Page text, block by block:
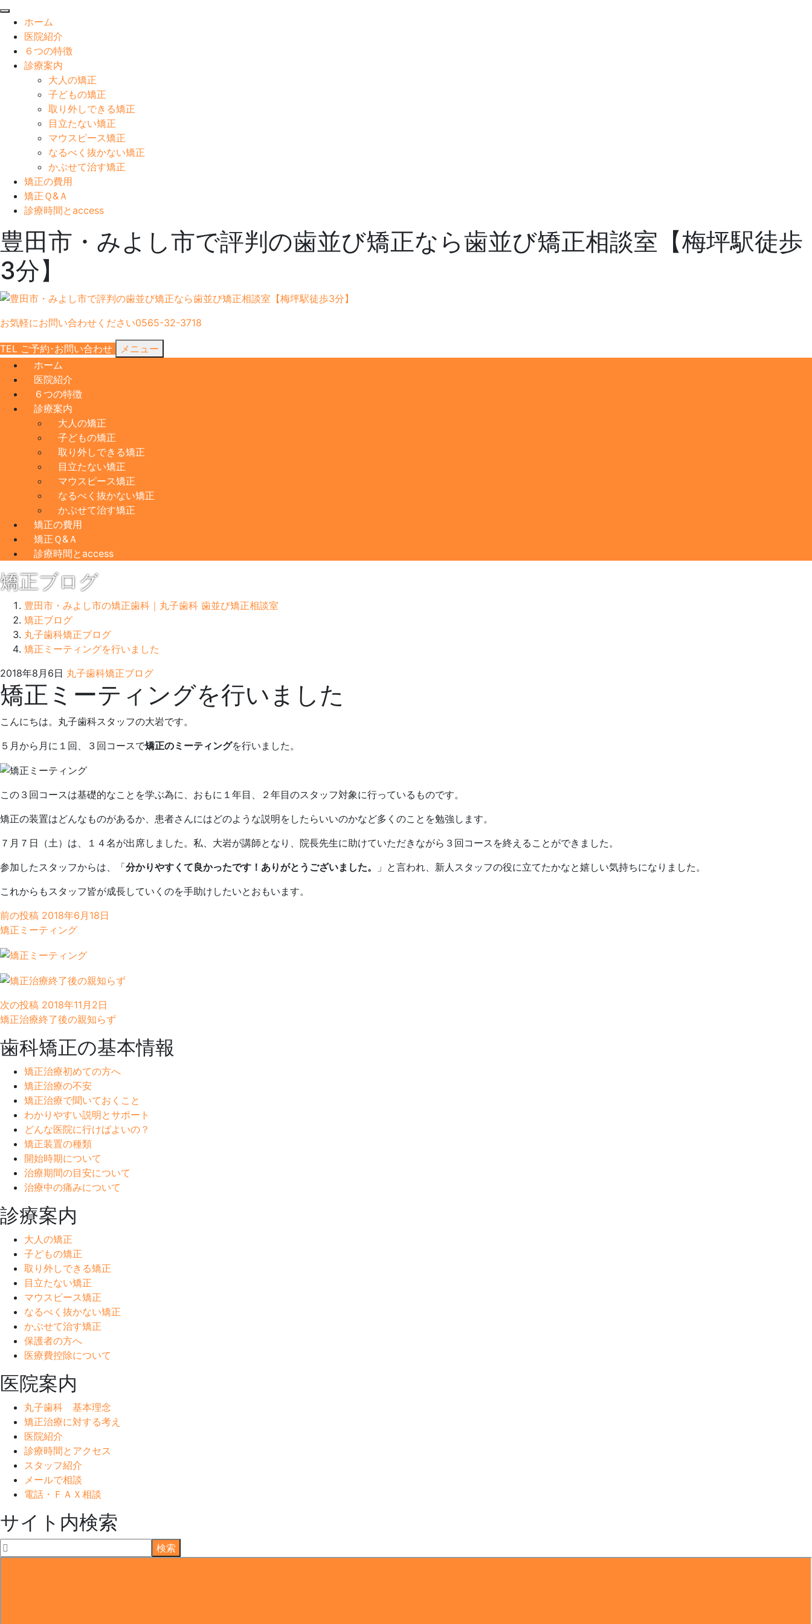
ホーム
医院紹介
６つの特徴
診療案内
大人の矯正
子どもの矯正
取り外しできる矯正
目立たない矯正
マウスピース矯正
なるべく抜かない矯正
かぶせて治す矯正
矯正の費用
矯正Ｑ&Ａ
診療時間とaccess
豊田市・みよし市で評判の歯並び矯正なら歯並び矯正相談室【梅坪駅徒歩
3分】
お気軽にお問い合わせください0565-32-3718
TEL ご予約･ お問い合わせ
メニュー
ホーム
医院紹介
６つの特徴
診療案内
大人の矯正
子どもの矯正
取り外しできる矯正
目立たない矯正
マウスピース矯正
なるべく抜かない矯正
かぶせて治す矯正
矯正の費用
矯正Ｑ&Ａ
診療時間とaccess
矯正ブログ
豊田市・みよし市の矯正歯科｜丸子歯科 歯並び矯正相談室
矯正ブログ
丸子歯科矯正ブログ
矯正ミーティングを行いました
2018年8月6日 丸子歯科矯正ブログ2022
年
5
月
22
日
丸
子
歯
科
矯正ミーティングを行いました
こんにちは。丸子歯科スタッフの大岩です。
５月から月に１回、３回コースで矯正のミーティングを行いました。
この３回コースは基礎的なことを学ぶ為に、おもに１年目、２年目のスタッフ対象に行っているものです。
矯正の装置はどんなものがあるか、患者さんにはどのような説明をしたらいいのかなど多くのことを勉強します。
７月７日（土）は、１４名が出席しました。私、大岩が講師となり、院長先生に助けていただきながら３回コースを終えることができました。
参加したスタッフからは、「分かりやすくて良かったです！ありがとうございました。
」と言われ、新人スタッフの役に立てたかなと嬉しい気持ちになりました。
これからもスタッフ皆が成長していくのを手助けしたいとおもいます。
前の投稿 2018年6月18日
矯正ミーティング
次の投稿 2018年11月2日
矯正治療終了後の親知らず
歯科矯正の基本情報
矯正治療初めての方へ
矯正治療の不安
矯正治療で聞いておくこと
わかりやすい説明とサポート
どんな医院に行けばよいの？
矯正装置の種類
開始時期について
治療期間の目安について
治療中の痛みについて
診療案内
大人の矯正
子どもの矯正
取り外しできる矯正
目立たない矯正
マウスピース矯正
なるべく抜かない矯正
かぶせて治す矯正
保護者の方へ
医療費控除について
医院案内
丸子歯科 基本理念
矯正治療に対する考え
医院紹介
診療時間とアクセス
スタッフ紹介
メールで相談
電話・ＦＡＸ相談
サイト内検索